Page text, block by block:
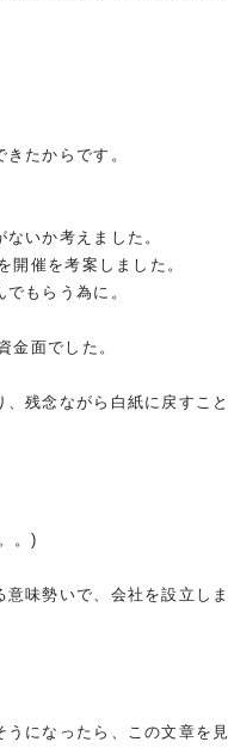
きたからです。
ないか考えました。
開催を考案しました。
でも らう為に。
金面でした。
、残念ながら白紙に戻すこ
。)
意味勢いで、会社を設立しま
うに なったら、この文章を